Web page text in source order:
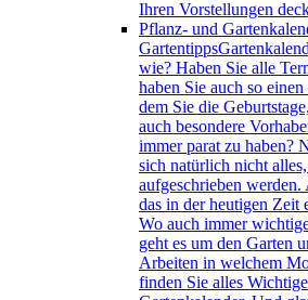
Ihren Vorstellungen
Pflanz- und
Gartentipps
wie? Haben Sie alle
haben Sie auch so
dem Sie die
auch besondere
immer parat zu haben?
sich natürlich nicht
aufgeschrieben
das in der heutigen Zeit
Wo auch immer
geht es um den Garten
Arbeiten in welchem
finden Sie alles